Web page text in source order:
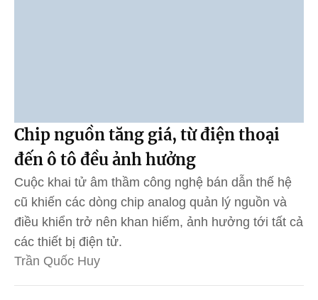
Chip nguồn tăng giá, từ điện thoại
đến ô tô đều ảnh hưởng
Cuộc khai tử âm thầm công nghệ bán dẫn thế hệ
cũ khiến các dòng chip analog quản lý nguồn và
điều khiển trở nên khan hiếm, ảnh hưởng tới tất cả
các thiết bị điện tử.
Trần Quốc Huy